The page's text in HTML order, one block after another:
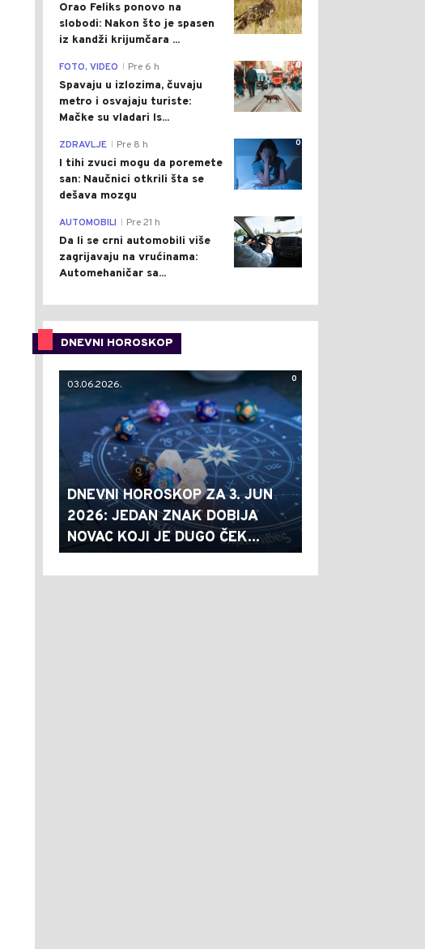
Orao Feliks ponovo na
slobodi: Nakon što je spasen
iz kandži krijumčara ...
0
FOTO, VIDEO Pre 6 h
Spavaju u izlozima, čuvaju
metro i osvajaju turiste:
Mačke su vladari Is...
0
ZDRAVLJE Pre 8 h
I tihi zvuci mogu da poremete
san: Naučnici otkrili šta se
dešava mozgu
0
AUTOMOBILI Pre 21 h
Da li se crni automobili više
zagrijavaju na vrućinama:
Automehaničar sa...
DNEVNI HOROSKOP
0
03.06.2026.
DNEVNI HOROSKOP ZA 3. JUN
2026: JEDAN ZNAK DOBIJA
NOVAC KOJI JE DUGO ČEK...